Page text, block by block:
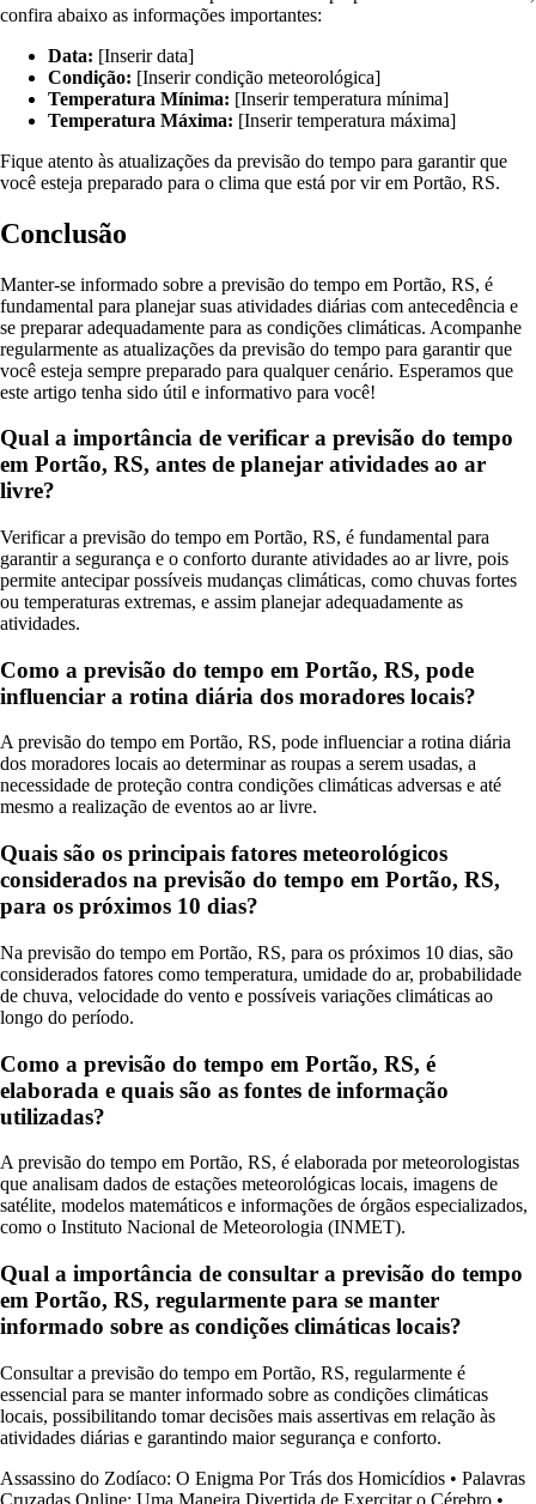
confira abaixo as informações importantes:
Data: [Inserir data]
Condição: [Inserir condição meteorológica]
Temperatura Mínima: [Inserir temperatura mínima]
Temperatura Máxima: [Inserir temperatura máxima]
Fique atento às atualizações da previsão do tempo para garantir que
você esteja preparado para o clima que está por vir em Portão, RS.
Conclusão
Manter-se informado sobre a previsão do tempo em Portão, RS, é
fundamental para planejar suas atividades diárias com antecedência e
se preparar adequadamente para as condições climáticas. Acompanhe
regularmente as atualizações da previsão do tempo para garantir que
você esteja sempre preparado para qualquer cenário. Esperamos que
este artigo tenha sido útil e informativo para você!
Qual a importância de verificar a previsão do tempo
em Portão, RS, antes de planejar atividades ao ar
livre?
Verificar a previsão do tempo em Portão, RS, é fundamental para
garantir a segurança e o conforto durante atividades ao ar livre, pois
permite antecipar possíveis mudanças climáticas, como chuvas fortes
ou temperaturas extremas, e assim planejar adequadamente as
atividades.
Como a previsão do tempo em Portão, RS, pode
influenciar a rotina diária dos moradores locais?
A previsão do tempo em Portão, RS, pode influenciar a rotina diária
dos moradores locais ao determinar as roupas a serem usadas, a
necessidade de proteção contra condições climáticas adversas e até
mesmo a realização de eventos ao ar livre.
Quais são os principais fatores meteorológicos
considerados na previsão do tempo em Portão, RS,
para os próximos 10 dias?
Na previsão do tempo em Portão, RS, para os próximos 10 dias, são
considerados fatores como temperatura, umidade do ar, probabilidade
de chuva, velocidade do vento e possíveis variações climáticas ao
longo do período.
Como a previsão do tempo em Portão, RS, é
elaborada e quais são as fontes de informação
utilizadas?
A previsão do tempo em Portão, RS, é elaborada por meteorologistas
que analisam dados de estações meteorológicas locais, imagens de
satélite, modelos matemáticos e informações de órgãos especializados,
como o Instituto Nacional de Meteorologia (INMET).
Qual a importância de consultar a previsão do tempo
em Portão, RS, regularmente para se manter
informado sobre as condições climáticas locais?
Consultar a previsão do tempo em Portão, RS, regularmente é
essencial para se manter informado sobre as condições climáticas
locais, possibilitando tomar decisões mais assertivas em relação às
atividades diárias e garantindo maior segurança e conforto.
Assassino do Zodíaco: O Enigma Por Trás dos Homicídios • Palavras
Cruzadas Online: Uma Maneira Divertida de Exercitar o Cérebro •